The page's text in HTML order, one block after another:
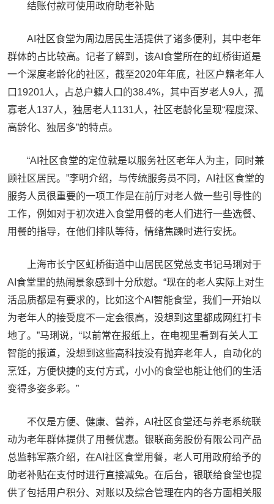
结账付款可使用政府助老补贴
AI社区食堂为周边居民生活提供了诸多便利，其中老年
群体的占比较高。记者了解到，该AI食堂所在的虹桥街道是
一个深度老龄化的社区，截至2020年年底，社区户籍老年人
口19201人，占总户籍人口的38.4%，其中百岁老人9人，孤
寡老人137人，独居老人1131人，社区老龄化呈现“程度深、
高龄化、独居多”的特点。
“AI社区食堂的定位就是以服务社区老年人为主，同时兼
顾社区居民。”李明介绍，与传统服务员不同，AI社区食堂的
服务人员很重要的一项工作是在前厅对老人做一些引导性的
工作，例如对于初次进入食堂用餐的老人们进行一些选餐、
用餐的指导，在他们排队等待，情绪焦躁时进行安抚。
上海市长宁区虹桥街道中山居民区党总支书记马琍对于
AI食堂里的热闹景象感到十分欣慰。“现在的老人实际上对生
活品质都是有要求的，比如这个AI智能食堂，我们一开始以
为老年人的接受度不一定会很高，没想到这里都成网红打卡
地了。”马琍说，“以前常在报纸上，在电视里看到有关人工
智能的报道，没想到这些高科技没有抛弃老年人，自动化的
烹饪，方便快捷的支付方式，小小的食堂也能让他们的生活
变得多姿多彩。”
不仅是方便、健康、营养，AI社区食堂还与养老系统联
动为老年群体提供了用餐优惠。银联商务股份有限公司产品
总监韩军燕介绍，在AI社区食堂用餐，老人可用政府给予的
助老补贴在支付时进行直接减免。在后台，银联给食堂也提
供了包括用户积分、对账以及综合管理在内的各方面相关服